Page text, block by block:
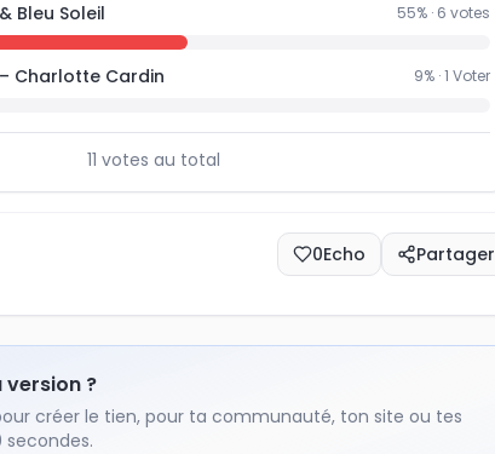
Bleu Soleil 55% · 6 votes
Charlotte Cardin 9% ·1 Voter
11 votes au total
0Echo Partager
version ?
créer le tien, pour ta communauté, ton site ou tes